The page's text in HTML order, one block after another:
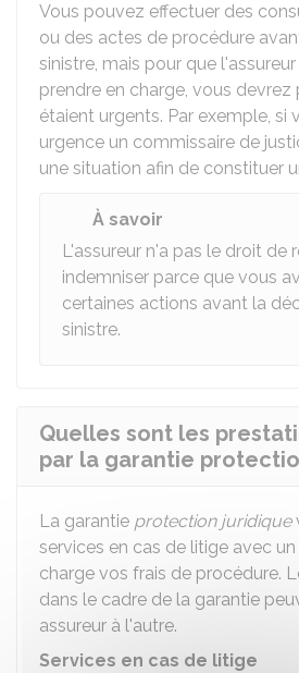
Vous pouvez effectuer des
ou des actes de procédure
sinistre, mais pour que
prendre en charge, vous devrez
étaient urgents. Par exemple, si
urgence un commissaire de
une situation afin de constituer
À savoir
L'assureur n'a pas le droit de
indemniser parce que vous
certaines actions avant la
sinistre.
Quelles sont les
par la garantie
La garantie protection juridique
services en cas de litige avec
charge vos frais de procédure.
dans le cadre de la garantie
assureur à l'autre.
Services en cas de litige